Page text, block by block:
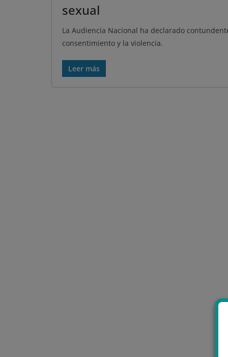
sexual
La Audiencia Nacional ha declarado
consentimiento y la violencia.
Leer más